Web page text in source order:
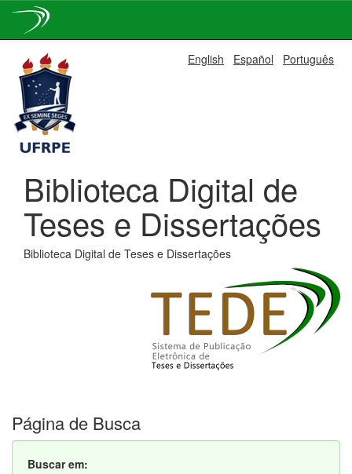
navigation
English Español Português
Biblioteca Digital de
Teses e Dissertações
Biblioteca Digital de Teses e Dissertações
Página de Busca
Buscar em: